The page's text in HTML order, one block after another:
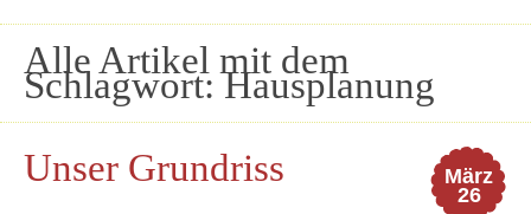
Alle Artikel mit dem
Schlagwort:Hausplanung
März
26
Unser Grundriss